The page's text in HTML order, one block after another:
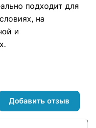
подходит для
на
и
Добавить отзыв